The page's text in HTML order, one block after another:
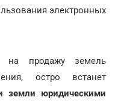
электронных
на продажу земель
остро встанет
земли юридическими